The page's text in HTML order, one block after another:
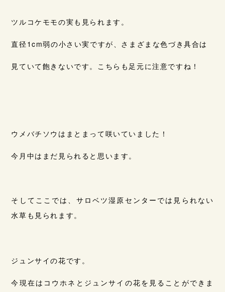
ツルコケモモの実も見られます。
直径1cm弱の小さい実ですが、さまざまな色づき具合は
見ていて飽きないです。こちらも足元に注意ですね！
ウメバチソウはまとまって咲いていました！
今月中はまだ見られると思います。
そしてここでは、サロベツ湿原センターでは見られない
水草も見られます。
ジュンサイの花です。
今現在はコウホネとジュンサイの花を見ることができま